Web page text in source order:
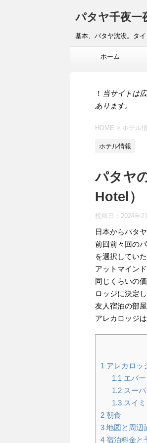
パタヤ千夜一
基本、パタヤ沈没。タ
ホーム
！ 当サイトは
あります。
HOME > ホテル
ホテル情報
パタヤ
Hotel）
投稿日： 2024年2
日本からパタ
前回前々回の
を選択していた
アットマイン
同じくらいの
ロッジに決定し
友人宿泊の部
アレカロッジ
1 アレカロッ
1.1 エバ
1.2スーパ
1.3スイミ
2 朝食
3 地図と周辺
4 宿泊料金と